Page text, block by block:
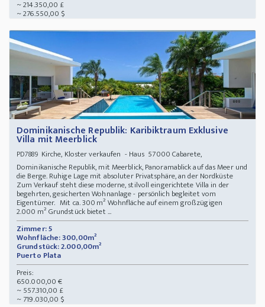
~ 214.350,00 £
~ 276.550,00 $
Dominikanische Republik: Karibiktraum Exklusive
Villa mit Meerblick
PD7889Kirche, Kloster verkaufen - Haus 57000 Cabarete,
Dominikanische Republik, mit Meerblick, Panoramablick auf das Meer und
die Berge. Ruhige Lage mit absoluter Privatsphäre, an der Nordküste
Zum Verkauf steht diese moderne, stilvoll eingerichtete Villa in der
begehrten, gesicherten Wohnanlage - persönlich begleitet vom
Eigentümer. Mit ca. 300 m² Wohnfläche auf einem großzügigen
2.000 m² Grundstück bietet ...
Zimmer: 5
Wohnfläche: 300,00m²
Grundstück: 2.000,00m²
Puerto Plata
Preis:
650.000,00 €
~ 557.310,00 £
~ 719.030,00 $